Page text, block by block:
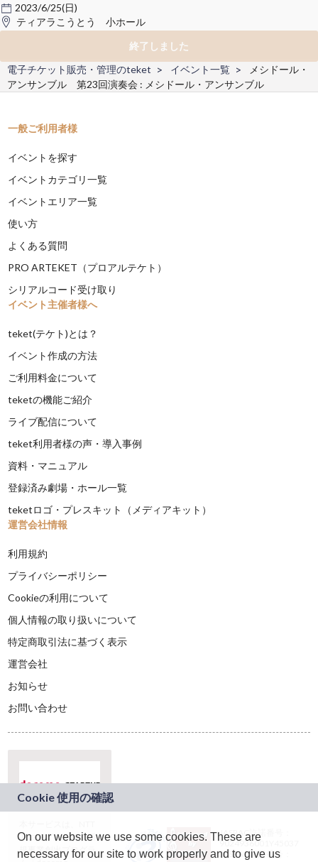
2023/6/25(日)
ティアラこうとう 小ホール
終了しました
電子チケット販売・管理のteket
イベント一覧
メシドール・
アンサンブル 第23回演奏会 : メシドール・アンサンブル
一般ご利用者様
イベントを探す
イベントカテゴリ一覧
イベントエリア一覧
使い方
よくある質問
PRO ARTEKET（プロアルテケト）
シリアルコード受け取り
イベント主催者様へ
teket(テケト)とは？
イベント作成の方法
ご利用料金について
teketの機能ご紹介
ライブ配信について
teket利用者様の声・導入事例
資料・マニュアル
登録済み劇場・ホール一覧
teketロゴ・プレスキット（メディアキット）
運営会社情報
利用規約
プライバシーポリシー
Cookieの利用について
個人情報の取り扱いについて
特定商取引法に基づく表示
運営会社
お知らせ
お問い合わせ
ドコモグループの新
規事業創出プログラ
JASRAC許諾番号：
9024936001Y45037
JASRAC許諾番号：
On our website we use some cookies. These are
necessary for our site to work properly and to give us